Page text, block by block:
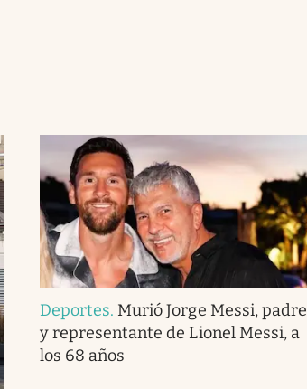
Deportes. Murió Jorge Messi, padre
y representante de Lionel Messi, a
los 68 años